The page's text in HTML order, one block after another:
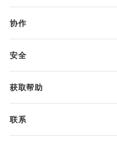
申请免费帐户
协作
翻译人员
安全
获取帮助
帮助中心
联系